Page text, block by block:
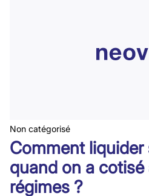
Non catégorisé
Comment liquider
quand on a
régimes ?